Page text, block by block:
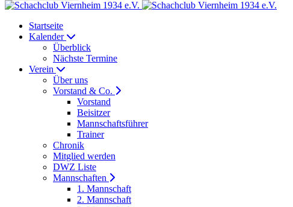
Startseite
Kalender
Überblick
Nächste Termine
Verein
Über uns
Vorstand & Co.
Vorstand
Beisitzer
Mannschaftsführer
Trainer
Chronik
Mitglied werden
DWZ Liste
Mannschaften
1. Mannschaft
2. Mannschaft